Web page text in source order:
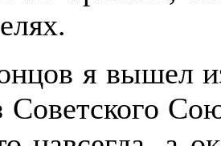
я вышел
Советского